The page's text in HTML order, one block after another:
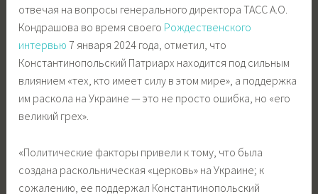
отвечая на вопросы генерального директора ТАСС А.О.
Кондрашова во время своего Рождественского
интервью 7 января 2024 года, отметил, что
Константинопольский Патриарх находится под сильным
влиянием «тех, кто имеет силу в этом мире», а поддержка
им раскола на Украине — это не просто ошибка, но «его
великий грех».
«Политические факторы привели к тому, что была
создана раскольническая «церковь» на Украине; к
сожалению, ее поддержал Константинопольский